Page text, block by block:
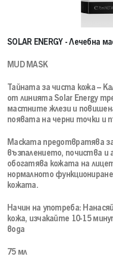
SOLAR ENERGY - Лечебна
MUD MASK
Тайната за чиста кожа –
от линията Solar Energy
мастните жлези и
появата на черни точки и
Маската предотвратява
възпалението, почиства и
обогатява кожата на
нормалното
кожата.
Начин на употреба:
кожа, изчакайте 10-15
вода
75 мл